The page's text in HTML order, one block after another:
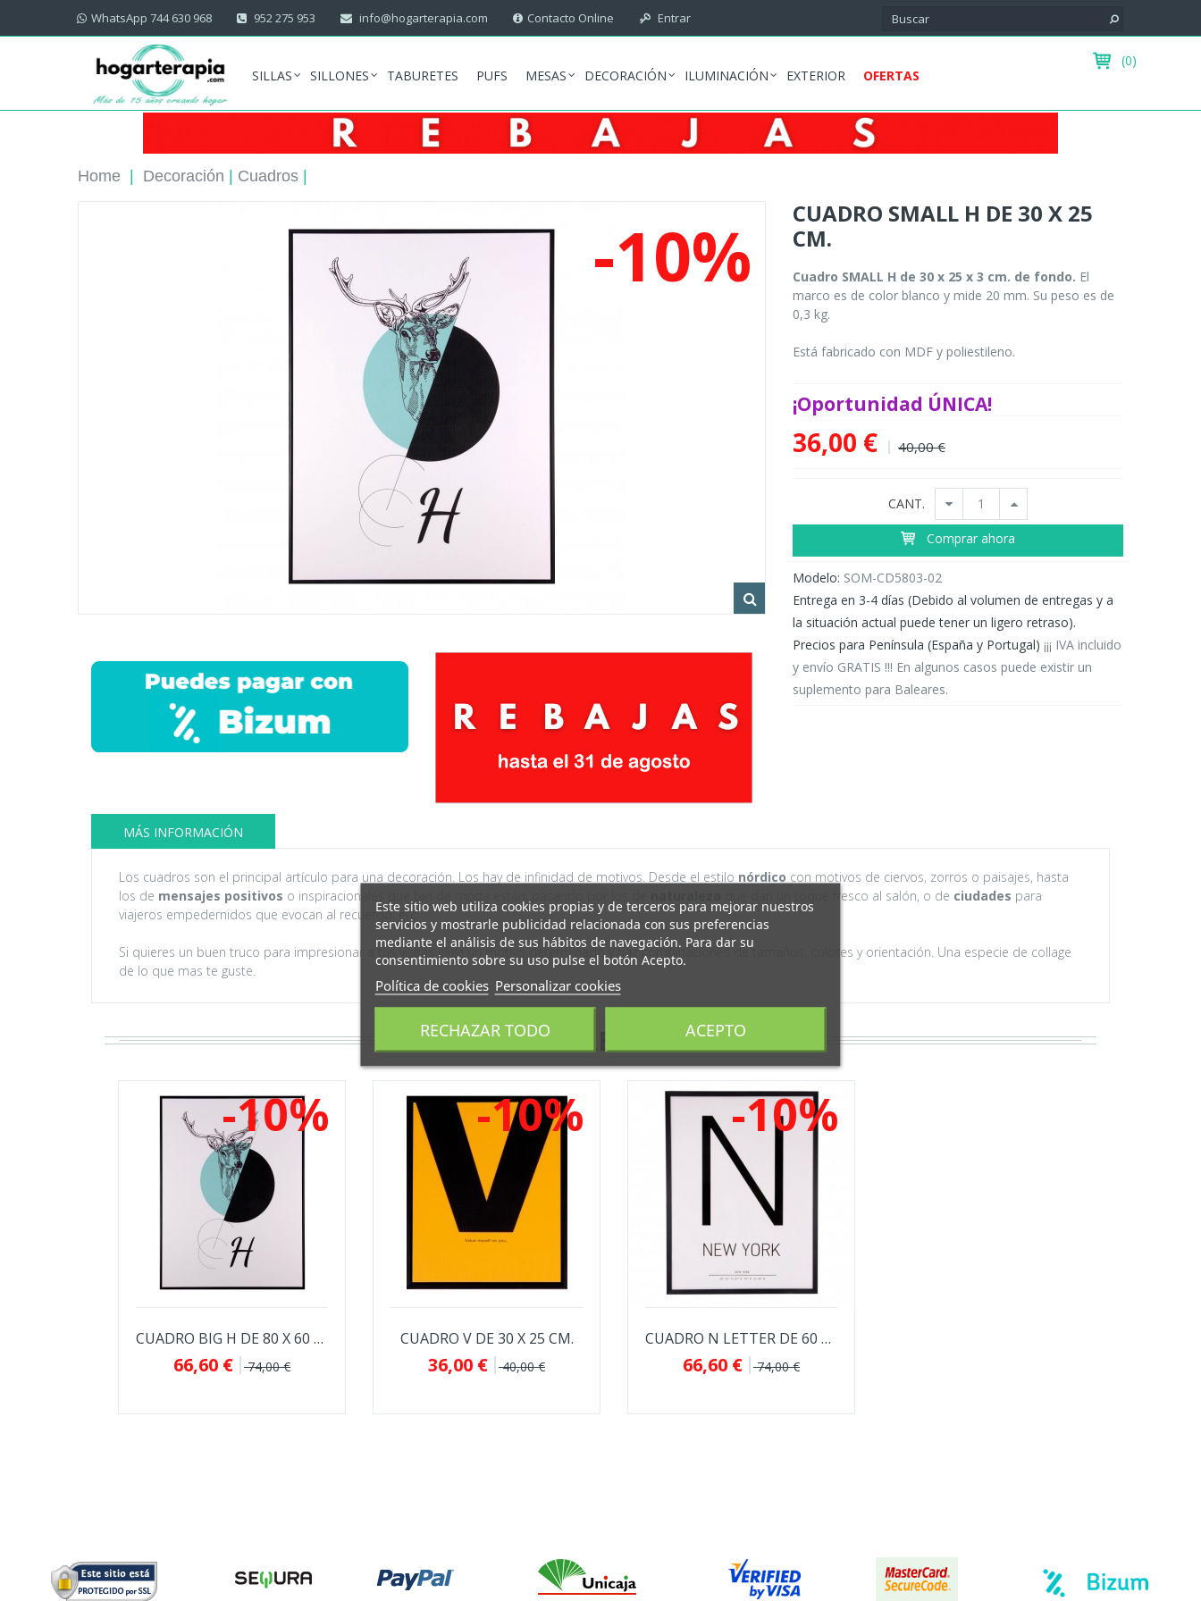
WhatsApp 744 630 968 952 275 953 info@hogarterapia.com Contacto Online Entrar
(0)
SILLAS
SILLONES TABURETES PUFS MESAS DECORACIÓN ILUMINACIÓN EXTERIOR OFERTAS
Home Decoración Cuadros
-10%
CUADRO SMALL H DE 30 X 25
CM.
Cuadro SMALL H de 30 x 25 x 3 cm. de fondo. El
marco es de color blanco y mide 20 mm. Su peso es de
0,3 kg.
Está fabricado con MDF y poliestileno.
¡Oportunidad ÚNICA!
36,00 € 40,00 €
CANT.
Comprar ahora
Modelo: SOM-CD5803-02
Entrega en 3-4 días (Debido al volumen de entregas y a
la situación actual puede tener un ligero retraso).
Precios para Península (España y Portugal) ¡¡¡ IVA incluido
y envío GRATIS !!! En algunos casos puede existir un
suplemento para Baleares.
MÁS INFORMACIÓN
Los cuadros son el principal artículo para una decoración. Los hay de infinidad de motivos. Desde el estilo nórdico con motivos de ciervos, zorros o paisajes, hasta
los de mensajes positivos o inspiracionales que tan de moda están, pasando por los de que dan un toque fresco al salón, o de ciudades para
viajeros empedernidos que evocan al recuerdo, etc.
Si quieres un buen truco para impresionar a tus visitas elige un motivo determinado y haz combinaciones de tamaños, colores y orientación. Una especie de collage
de lo que mas te guste.
PRODUCTOS RELACIONADOS
-10%
CUADRO BIG H DE 80 X 60 CM.
66,60 € 74,00 €
-10%
CUADRO V DE 30 X 25 CM.
36,00 € 40,00 €
-10%
CUADRO N LETTER DE 60 X 80 CM.
66,60 € 74,00 €
Este sitio web utiliza cookies propias y de terceros para mejorar nuestros
servicios y mostrarle publicidad relacionada con sus preferencias
mediante el análisis de sus hábitos de navegación. Para dar su
consentimiento sobre su uso pulse el botón Acepto.
Política de cookies Personalizar cookies
RECHAZAR TODO ACEPTO